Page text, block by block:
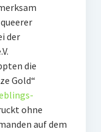
der
die
Gold“
ohne
auf dem